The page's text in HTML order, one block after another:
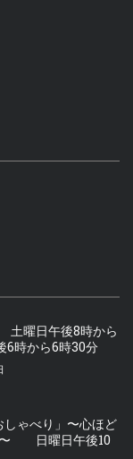
土曜日午後8時から
時から6時30分
ゃべり」〜心ほど
〜 日曜日午後10